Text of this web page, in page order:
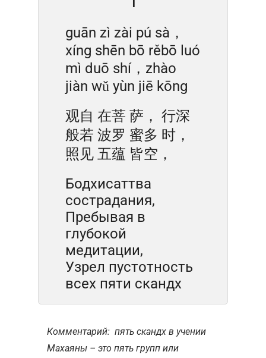
guān zì zài pú sà，
xíng shēn bō rěbō luó
mì duō shí，zhào
jiàn wǔ yùn jiē kōng
观自 在菩 萨， 行深
般若 波罗 蜜多 时，
照见 五蕴 皆空，
Бодхисаттва
сострадания,
Пребывая в
глубокой
медитации,
Узрел пустотность
всех пяти скандх
Комментарий: пять скандх в учении
Махаяны – это пять групп или